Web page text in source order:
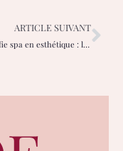
ARTICLE SUIVANT
Que signifie spa en esthétique : le rôle, services et obligations ?